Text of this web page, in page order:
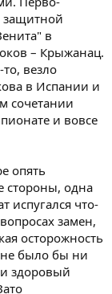
защитной
в
– Крыжанац.
везло
в Испании и
сочетании
и вовсе
опять
стороны, одна
испугался что-
замен,
осторожность
было бы ни
здоровый